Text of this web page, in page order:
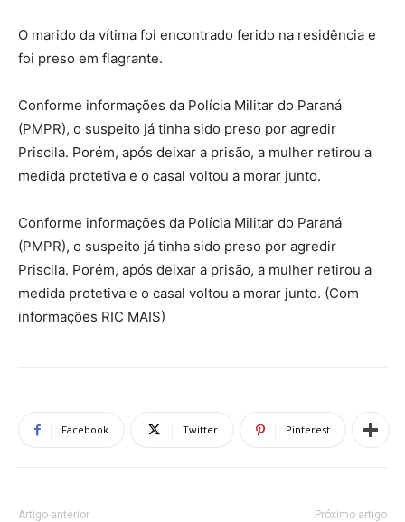
O marido da vítima foi encontrado ferido na residência e
foi preso em flagrante.
Conforme informações da Polícia Militar do Paraná
(PMPR), o suspeito já tinha sido preso por agredir
Priscila. Porém, após deixar a prisão, a mulher retirou a
medida protetiva e o casal voltou a morar junto.
Conforme informações da Polícia Militar do Paraná
(PMPR), o suspeito já tinha sido preso por agredir
Priscila. Porém, após deixar a prisão, a mulher retirou a
medida protetiva e o casal voltou a morar junto. (Com
informações RIC MAIS)
Facebook Twitter Pinterest
Artigo anterior Próximo artigo